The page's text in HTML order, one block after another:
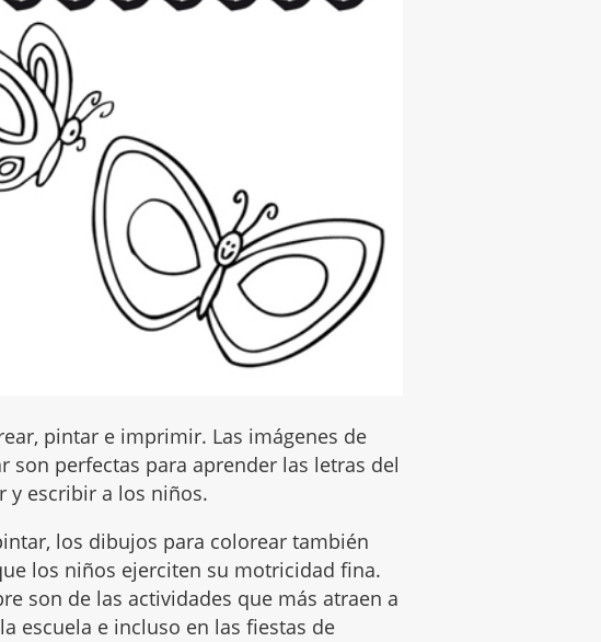
pintar e imprimir. Las imágenes de
perfectas para aprender las letras del
y escribir a los niños.
los dibujos para colorear también
los niños ejerciten su motricidad fina.
son de las actividades que más atraen a
escuela e incluso en las fiestas de